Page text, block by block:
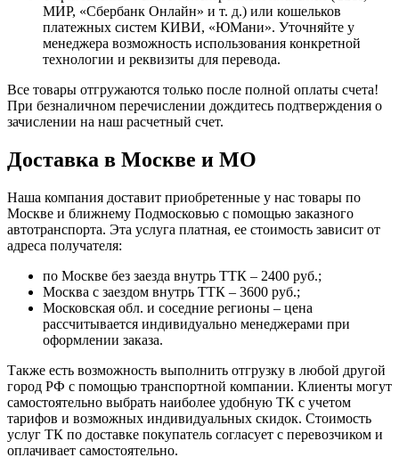
МИР, «Сбербанк Онлайн» и т. д.) или кошельков
платежных систем КИВИ, «ЮМани». Уточняйте у
менеджера возможность использования конкретной
технологии и реквизиты для перевода.
Все товары отгружаются только после полной оплаты счета!
При безналичном перечислении дождитесь подтверждения о
зачислении на наш расчетный счет.
Доставка в Москве и МО
Наша компания доставит приобретенные у нас товары по
Москве и ближнему Подмосковью с помощью заказного
автотранспорта. Эта услуга платная, ее стоимость зависит от
адреса получателя:
по Москве без заезда внутрь ТТК – 2400 руб.;
Москва с заездом внутрь ТТК – 3600 руб.;
Московская обл. и соседние регионы – цена
рассчитывается индивидуально менеджерами при
оформлении заказа.
Также есть возможность выполнить отгрузку в любой другой
город РФ с помощью транспортной компании. Клиенты могут
самостоятельно выбрать наиболее удобную ТК с учетом
тарифов и возможных индивидуальных скидок. Стоимость
услуг ТК по доставке покупатель согласует с перевозчиком и
оплачивает самостоятельно.